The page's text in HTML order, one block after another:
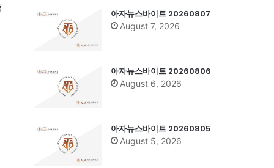
아자뉴스바이트 20260807
August 7, 2026
아자뉴스바이트 20260806
August 6, 2026
아자뉴스바이트 20260805
August 5, 2026